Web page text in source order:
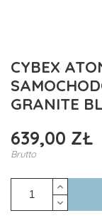
CYBEX
GRANITE
639,00 ZŁ
Brutto